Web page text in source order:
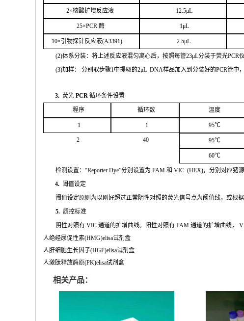
2×核酸扩增反应液 12.5μL
25×PCR 酶 1μL
10×引物探针反应液(A3391) 2.5μL
(2)体系分装：将上述反应液混匀离心后，按照每管23μL分装于荧光PCR
(3)加样： 分别取步骤1中提取的2μL DNA样品加入到分装好的PCR管中，
3. 荧光 PCR 循环条件设置
程序 循环数 温度
1 1 95℃
2 40 95℃
60℃
检测设置： “Reporter Dye”分别设置为 FAM 和 VIC (HEX)，分别对应猪
4. 阈值设定
阈值设定原则为以刚好超过正常阴性对照的荧光信号点为阈值线，或根
5. 质控标准
阴性对照有 VIC通道的扩增曲线。阳性对照有 FAM通道的扩增曲线，
人绝经尿促性素(HMG)elisa试剂盒
人肝细胞生长因子(HGF)elisa试剂盒
人激肽释放酶原(PK)elisa试剂盒
相关产品：